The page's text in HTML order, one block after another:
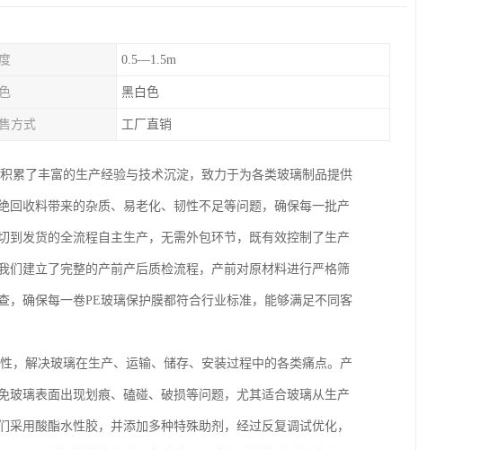
0.5—1.5m
黑白色
方式 工厂直销
累了丰富的生产经验与技术沉淀，致力于为各类玻璃制品提供
收料带来的杂质、易老化、韧性不足等问题，确保每一批产
发货的全流程自主生产，无需外包环节，既有效控制了生产
们建立了完整的产前产后质检流程，产前对原材料进行严格筛
确保每一卷PE玻璃保护膜都符合行业标准，能够满足不同客
，解决玻璃在生产、运输、储存、安装过程中的各类痛点。产
璃表面出现划痕、磕碰、破损等问题，尤其适合玻璃从生产
用酸酯水性胶，并添加多种特殊助剂，经过反复调试优化，